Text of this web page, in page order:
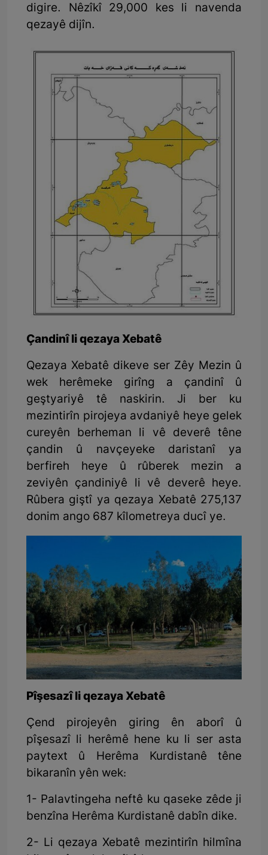
digire. Nêzîkî 29,000 kes li navenda
qezayê dijîn.
Çandinî li qezaya Xebatê
Qezaya Xebatê dikeve ser Zêy Mezin û
wek herêmeke girîng a çandinî û
geştyariyê tê naskirin. Ji ber ku
mezintirîn pirojeya avdaniyê heye gelek
cureyên berheman li vê deverê têne
çandin û navçeyeke daristanî ya
berfireh heye û rûberek mezin a
zeviyên çandiniyê li vê deverê heye.
Rûbera giştî ya qezaya Xebatê 275,137
donim ango 687 kîlometreya ducî ye.
Pîşesazî li qezaya Xebatê
Çend pirojeyên giring ên aborî û
pîşesazî li herêmê hene ku li ser asta
paytext û Herêma Kurdistanê têne
bikaranîn yên wek:
1- Palavtingeha neftê ku qaseke zêde ji
benzîna Herêma Kurdistanê dabîn dike.
2- Li qezaya Xebatê mezintirîn hilmîna